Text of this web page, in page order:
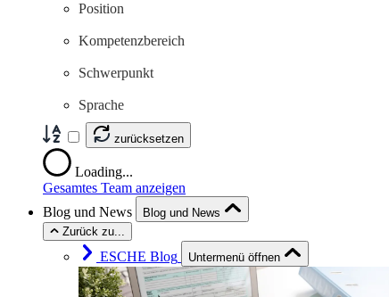
Position
Kompetenzbereich
Schwerpunkt
Sprache
zurücksetzen
Loading...
Gesamtes Team anzeigen
Blog und News
Blog und News
Zurück zu...
ESCHE Blog Untermenü öffnen